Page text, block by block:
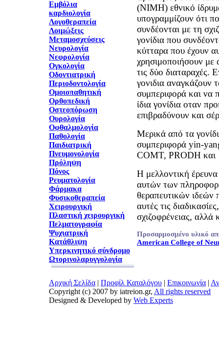
Εμβόλια
καρδιολογία
Λογοθεραπεία
Λοιμώξεις
Μεταμοσχεύσεις
Νευρολογία
Νεφρολογία
Ογκολογία
Οδοντιατρική
Περιοδοντολογία
Ομοιοπαθητική
Ορθοπεδική
Οστεοπόρωση
Ουρολογία
Οφθαλμολογία
Παθολογία
Παιδιατρική
Πνευμονολογία
Πρόληψη
Πόνος
Ρευματολογία
Φάρμακα
Φυσικοθεραπεία
Χειρουργική
Πλαστική χειρουργική
Πελματογραφία
Ψυχιατρική
Κατάθλιψη
Υπερκινητικό σύνδρομο
Ωτορινολαρυγγολογία
(NIMH) εθνικό
υπογραμμίζουν ότι
συνδέονται με τη
γονίδια που
κύτταρα που έχουν
χρησιμοποιήσουν με
τις δύο διαταραχές.
γονιδια αναγκάζουν
συμπεριφορά και να
ίδια γονίδια οταν
επιβραδύνουν και
Μερικά από τα
συμπεριφορά yin-
COMT, PRODH
H μελλοντική
αυτών των
θεραπευτικών ιδεών
αυτές τις
σχιζοφρένειας, αλλά
Προσαρμοσμένο υλικό
American College of
Αρχική Σελίδα | Προφίλ Καταλόγου | Επικοινωνία |
Copyright (c) 2007 by iatreion.gr, All rights reserved
Designed & Developed by Web Experts